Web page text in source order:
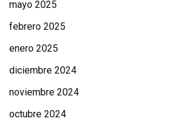
mayo 2025
febrero 2025
enero 2025
diciembre 2024
noviembre 2024
octubre 2024